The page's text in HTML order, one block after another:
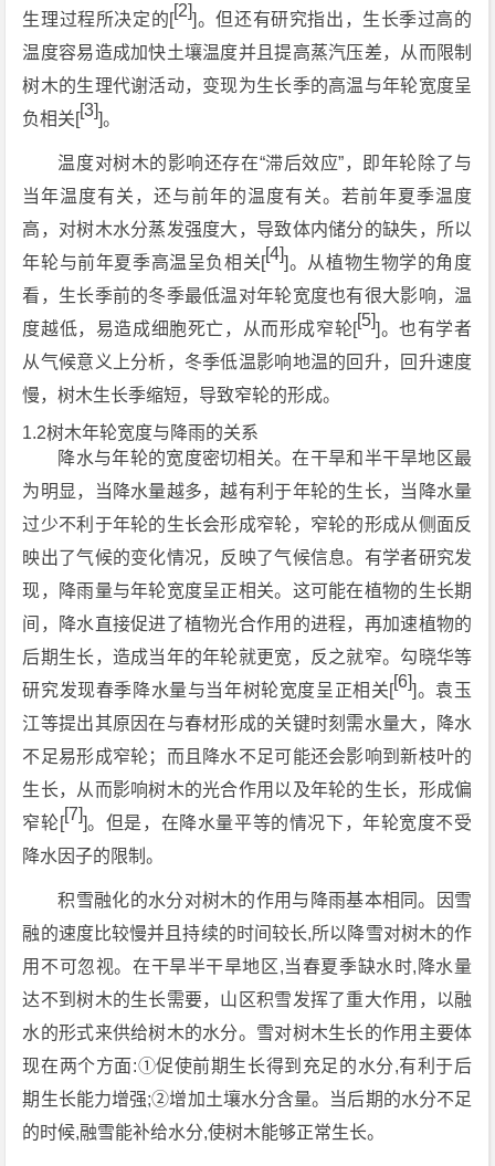
生理过程所决定的[[2]]。但还有研究指出，生长季过高的
温度容易造成加快土壤温度并且提高蒸汽压差，从而限制
树木的生理代谢活动，变现为生长季的高温与年轮宽度呈
负相关[[3]]。
温度对树木的影响还存在“滞后效应”，即年轮除了与
当年温度有关，还与前年的温度有关。若前年夏季温度
高，对树木水分蒸发强度大，导致体内储分的缺失，所以
年轮与前年夏季高温呈负相关[[4]]。从植物生物学的角度
看，生长季前的冬季最低温对年轮宽度也有很大影响，温
度越低，易造成细胞死亡，从而形成窄轮[[5]]。也有学者
从气候意义上分析，冬季低温影响地温的回升，回升速度
慢，树木生长季缩短，导致窄轮的形成。
1.2树木年轮宽度与降雨的关系
降水与年轮的宽度密切相关。在干旱和半干旱地区最
为明显，当降水量越多，越有利于年轮的生长，当降水量
过少不利于年轮的生长会形成窄轮，窄轮的形成从侧面反
映出了气候的变化情况，反映了气候信息。有学者研究发
现，降雨量与年轮宽度呈正相关。这可能在植物的生长期
间，降水直接促进了植物光合作用的进程，再加速植物的
后期生长，造成当年的年轮就更宽，反之就窄。勾晓华等
研究发现春季降水量与当年树轮宽度呈正相关[[6]]。袁玉
江等提出其原因在与春材形成的关键时刻需水量大，降水
不足易形成窄轮；而且降水不足可能还会影响到新枝叶的
生长，从而影响树木的光合作用以及年轮的生长，形成偏
窄轮[[7]]。但是，在降水量平等的情况下，年轮宽度不受
降水因子的限制。
积雪融化的水分对树木的作用与降雨基本相同。因雪
融的速度比较慢并且持续的时间较长,所以降雪对树木的作
用不可忽视。在干旱半干旱地区,当春夏季缺水时,降水量
达不到树木的生长需要，山区积雪发挥了重大作用，以融
水的形式来供给树木的水分。雪对树木生长的作用主要体
现在两个方面:①促使前期生长得到充足的水分,有利于后
期生长能力增强;②增加土壤水分含量。当后期的水分不足
的时候,融雪能补给水分,使树木能够正常生长。